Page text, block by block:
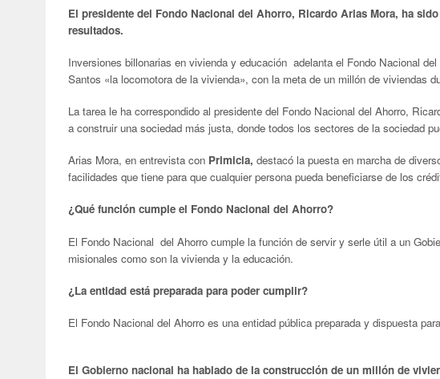
El presidente del Fondo Nacional del Ahorro, Ricardo Arias Mora, ha
resultados.
Inversiones billonarias en vivienda y educación adelanta el Fondo Nacional
Santos «la locomotora de la vivienda», con la meta de un millón de viviendas
La tarea le ha correspondido al presidente del Fondo Nacional del Ahorro,
a construir una sociedad más justa, donde todos los sectores de la sociedad
Arias Mora, en entrevista conPrimicia, destacó la puesta en marcha de
facilidades que tiene para que cualquier persona pueda beneficiarse de los
¿Qué función cumple el Fondo Nacional del Ahorro?
El Fondo Nacional del Ahorro cumple la función de servir y serle útil a un
misionales como son la vivienda y la educación.
¿La entidad está preparada para poder cumplir?
El Fondo Nacional del Ahorro es una entidad pública preparada y dispuesta
El Gobierno nacional ha hablado de la construcción de un millón de